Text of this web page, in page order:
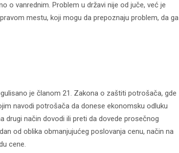
o vanrednim. Problem u državi nije od juče, već je
mestu, koji mogu da prepoznaju problem, da ga
je članom 21. Zakona o zaštiti potrošača, gde
navodi potrošača da donese ekonomsku odluku
drugi način dovodi ili preti da dovede prosečnog
od oblika obmanjujućeg poslovanja cenu, način na
cene.